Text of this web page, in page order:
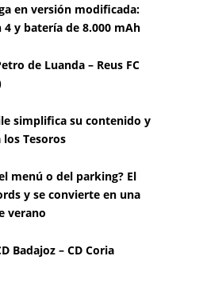
en versión modificada:
4 y batería de 8.000 mAh
de Luanda – Reus FC
simplifica su contenido y
los Tesoros
menú o del parking? El
y se convierte en una
verano
Badajoz – CD Coria